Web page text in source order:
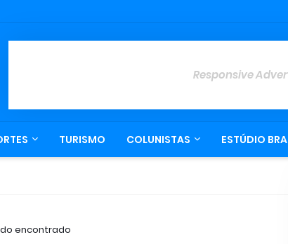
Responsive
TURISMO COLUNISTAS ESTÚDIO
encontrado